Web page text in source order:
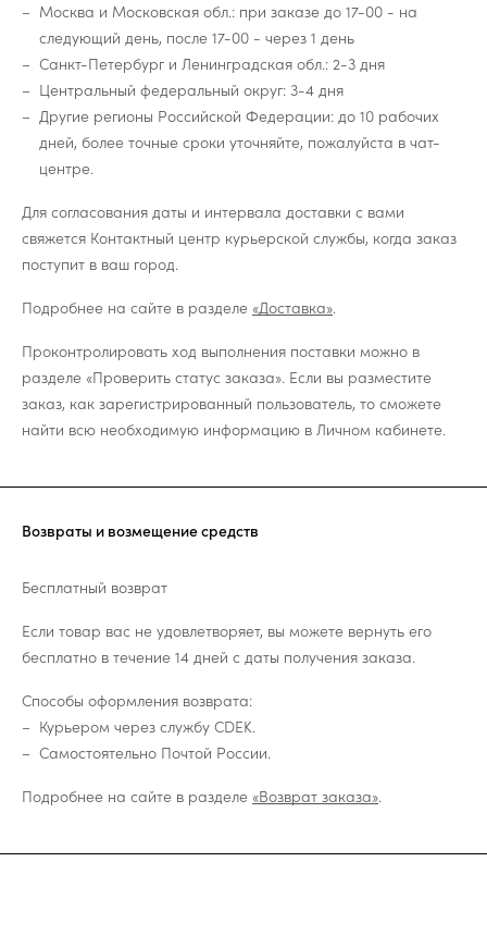
Москва и Московская обл.: при заказе до 17-00 - на
следующий день, после 17-00 - через 1 день
Санкт-Петербург и Ленинградская обл.: 2-3 дня
Центральный федеральный округ: 3-4 дня
Другие регионы Российской Федерации: до 10 рабочих
дней, более точные сроки уточняйте, пожалуйста в чат-
центре.
Для согласования даты и интервала доставки с вами
свяжется Контактный центр курьерской службы, когда заказ
поступит в ваш город.
Подробнее на сайте в разделе «Доставка».
Проконтролировать ход выполнения поставки можно в
разделе «Проверить статус заказа». Если вы разместите
заказ, как зарегистрированный пользователь, то сможете
найти всю необходимую информацию в Личном кабинете.
Возвраты и возмещение средств
Бесплатный возврат
Если товар вас не удовлетворяет, вы можете вернуть его
бесплатно в течение 14 дней с даты получения заказа.
Способы оформления возврата:
Курьером через службу CDEK.
Самостоятельно Почтой России.
Подробнее на сайте в разделе «Возврат заказа».